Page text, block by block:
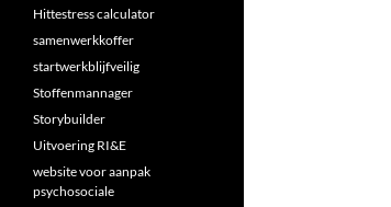
Hittestress calculator
samenwerkkoffer
startwerkblijfveilig
Stoffenmannager
Storybuilder
Uitvoering RI&E
website voor aanpak
psychosociale